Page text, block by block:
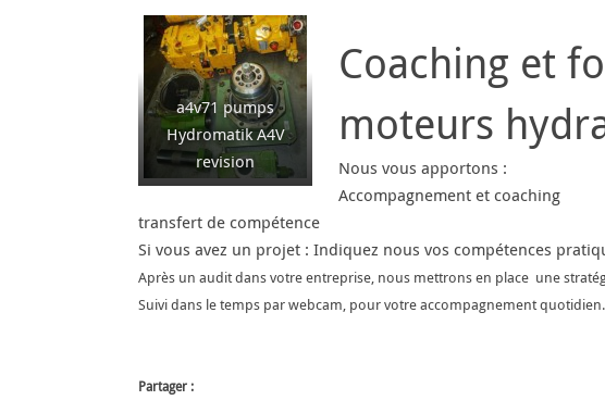
a4v71 pumps
Hydromatik A4V
revision
Coaching et
moteurs
Nous vous apportons :
Accompagnement et coaching
transfert de compétence
Si vous avez un projet : Indiquez nous vos compétences
Après un audit dans votre entreprise, nous mettrons en place une
Suivi dans le temps par webcam, pour votre accompagnement quotidien.
Partager :